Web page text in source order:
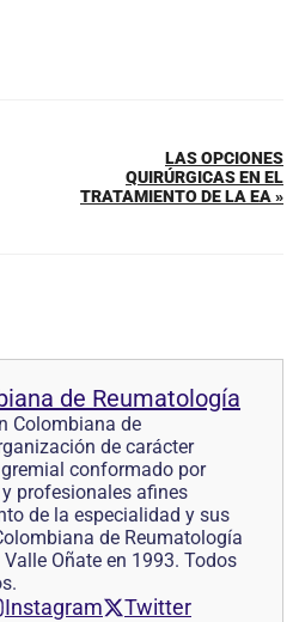
LAS OPCIONES
QUIRÚRGICAS EN EL
TRATAMIENTO DE LA EA »
de Reumatología
Colombiana de
de carácter
conformado por
profesionales afines
de la especialidad y sus
de Reumatología
Oñate en 1993. Todos
Instagram Twitter